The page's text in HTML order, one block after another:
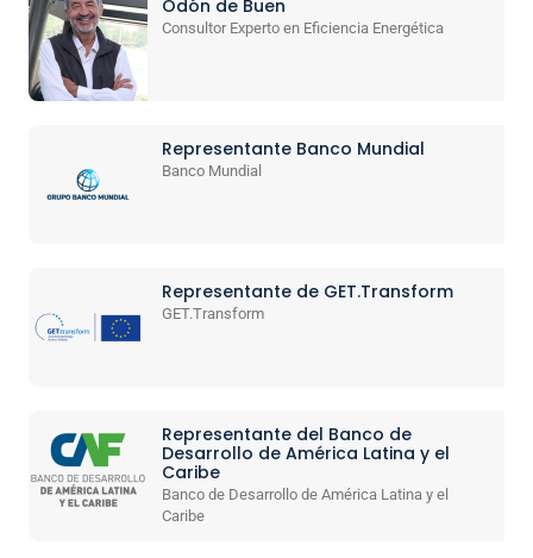
Odón de Buen
Consultor Experto en Eficiencia Energética
Representante Banco Mundial
Banco Mundial
Representante de GET.Transform
GET.Transform
Representante del Banco de
Desarrollo de América Latina y el
Caribe
Banco de Desarrollo de América Latina y el
Caribe